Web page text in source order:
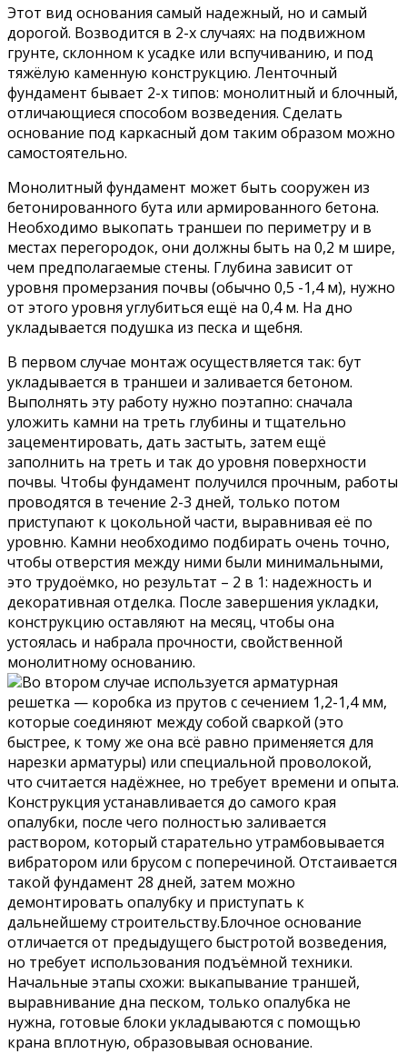
Этот вид основания самый надежный, но и самый
дорогой. Возводится в 2-х случаях: на подвижном
грунте, склонном к усадке или вспучиванию, и под
тяжёлую каменную конструкцию. Ленточный
фундамент бывает 2-х типов: монолитный и блочный,
отличающиеся способом возведения. Сделать
основание под каркасный дом таким образом можно
самостоятельно.
Монолитный фундамент может быть сооружен из
бетонированного бута или армированного бетона.
Необходимо выкопать траншеи по периметру и в
местах перегородок, они должны быть на 0,2 м шире,
чем предполагаемые стены. Глубина зависит от
уровня промерзания почвы (обычно 0,5 -1,4 м), нужно
от этого уровня углубиться ещё на 0,4 м. На дно
укладывается подушка из песка и щебня.
В первом случае монтаж осуществляется так: бут
укладывается в траншеи и заливается бетоном.
Выполнять эту работу нужно поэтапно: сначала
уложить камни на треть глубины и тщательно
зацементировать, дать застыть, затем ещё
заполнить на треть и так до уровня поверхности
почвы. Чтобы фундамент получился прочным, работы
проводятся в течение 2-3 дней, только потом
приступают к цокольной части, выравнивая её по
уровню. Камни необходимо подбирать очень точно,
чтобы отверстия между ними были минимальными,
это трудоёмко, но результат – 2 в 1: надежность и
декоративная отделка. После завершения укладки,
конструкцию оставляют на месяц, чтобы она
устоялась и набрала прочности, свойственной
монолитному основанию.
Во втором случае используется арматурная
решетка — коробка из прутов с сечением 1,2-1,4 мм,
которые соединяют между собой сваркой (это
быстрее, к тому же она всё равно применяется для
нарезки арматуры) или специальной проволокой,
что считается надёжнее, но требует времени и опыта.
Конструкция устанавливается до самого края
опалубки, после чего полностью заливается
раствором, который старательно утрамбовывается
вибратором или брусом с поперечиной. Отстаивается
такой фундамент 28 дней, затем можно
демонтировать опалубку и приступать к
дальнейшему строительству.Блочное основание
отличается от предыдущего быстротой возведения,
но требует использования подъёмной техники.
Начальные этапы схожи: выкапывание траншей,
выравнивание дна песком, только опалубка не
нужна, готовые блоки укладываются с помощью
крана вплотную, образовывая основание.